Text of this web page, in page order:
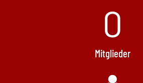
0
Mitglieder